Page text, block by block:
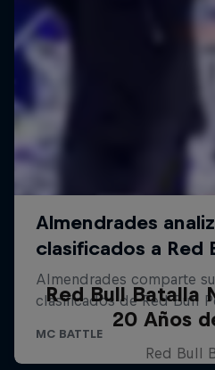
Red Bull Batalla
20 Años
Red Bull